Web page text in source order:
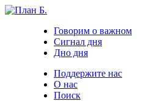
Говорим о важном
Сигнал дня
Дно дня
Поддержите нас
О нас
Поиск